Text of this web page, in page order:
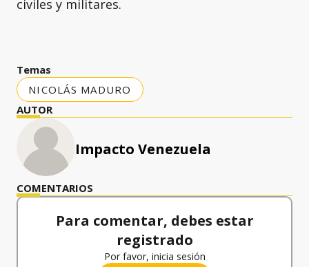
civiles y militares.
Temas
NICOLÁS MADURO
AUTOR
Impacto Venezuela
COMENTARIOS
Para comentar, debes estar
registrado
Por favor, inicia sesión